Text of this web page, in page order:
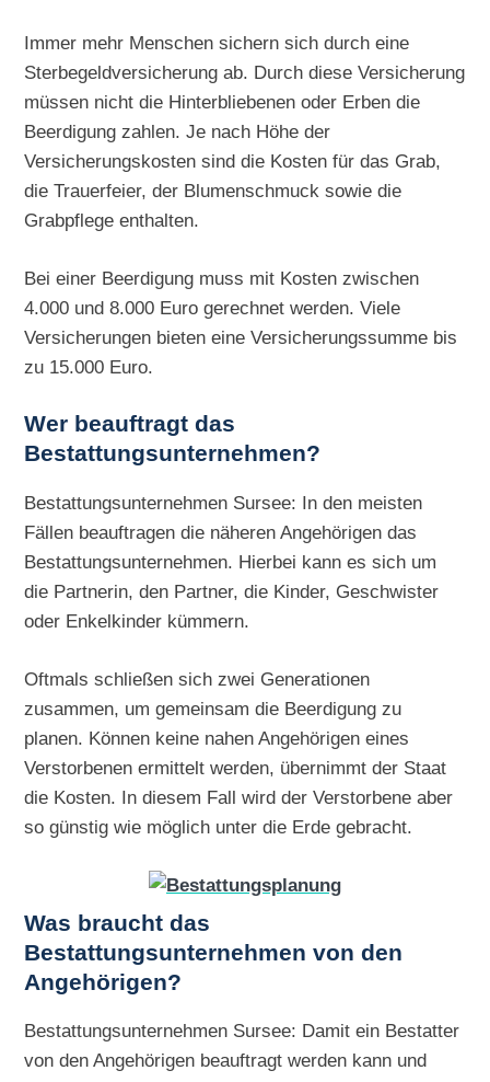
Immer mehr Menschen sichern sich durch eine
Sterbegeldversicherung ab. Durch diese Versicherung
müssen nicht die Hinterbliebenen oder Erben die
Beerdigung zahlen. Je nach Höhe der
Versicherungskosten sind die Kosten für das Grab,
die Trauerfeier, der Blumenschmuck sowie die
Grabpflege enthalten.
Bei einer Beerdigung muss mit Kosten zwischen
4.000 und 8.000 Euro gerechnet werden. Viele
Versicherungen bieten eine Versicherungssumme bis
zu 15.000 Euro.
Wer beauftragt das
Bestattungsunternehmen?
Bestattungsunternehmen Sursee: In den meisten
Fällen beauftragen die näheren Angehörigen das
Bestattungsunternehmen. Hierbei kann es sich um
die Partnerin, den Partner, die Kinder, Geschwister
oder Enkelkinder kümmern.
Oftmals schließen sich zwei Generationen
zusammen, um gemeinsam die Beerdigung zu
planen. Können keine nahen Angehörigen eines
Verstorbenen ermittelt werden, übernimmt der Staat
die Kosten. In diesem Fall wird der Verstorbene aber
so günstig wie möglich unter die Erde gebracht.
Was braucht das
Bestattungsunternehmen von den
Angehörigen?
Bestattungsunternehmen Sursee: Damit ein Bestatter
von den Angehörigen beauftragt werden kann und